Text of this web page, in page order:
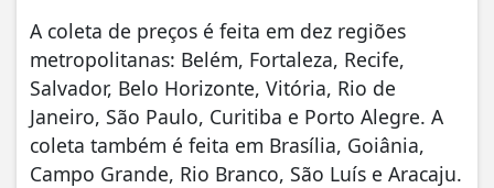
A coleta de preços é feita em dez regiões
metropolitanas: Belém, Fortaleza, Recife,
Salvador, Belo Horizonte, Vitória, Rio de
Janeiro, São Paulo, Curitiba e Porto Alegre. A
coleta também é feita em Brasília, Goiânia,
Campo Grande, Rio Branco, São Luís e Aracaju.